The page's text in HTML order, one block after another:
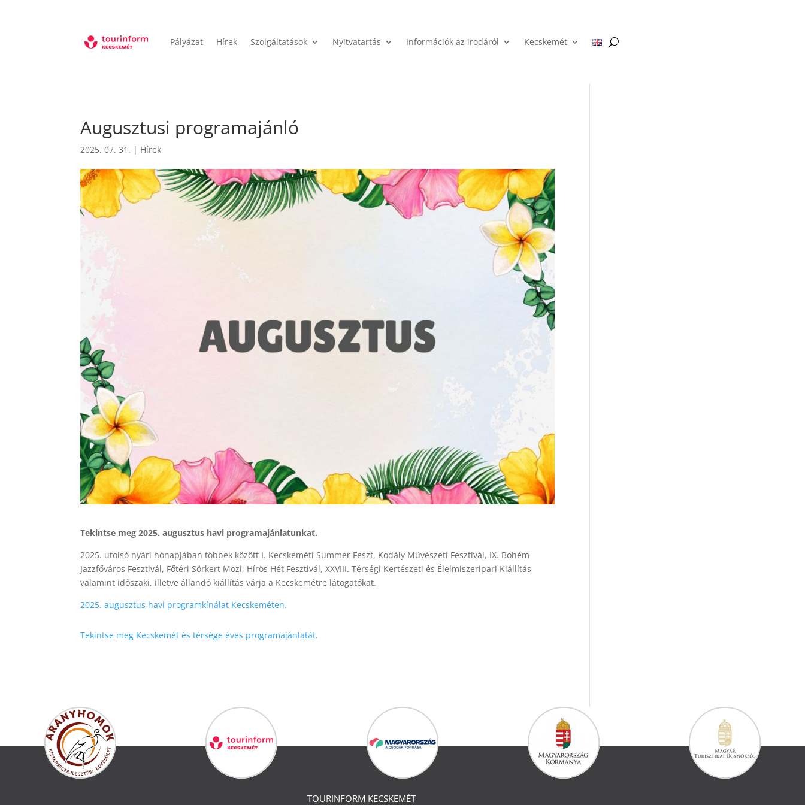
Pályázat Hírek Szolgáltatások Nyitvatartás Információk az irodáról Kecskemét
Augusztusi programajánló
2025. 07. 31. | Hírek
Tekintse meg 2025. augusztus havi programajánlatunkat.
2025. utolsó nyári hónapjában többek között I. Kecskeméti Summer Feszt, Kodály Művészeti Fesztivál, IX. Bohém
Jazzfőváros Fesztivál, Főtéri Sörkert Mozi, Hírös Hét Fesztivál, XXVIII. Térségi Kertészeti és Élelmiszeripari Kiállítás
valamint időszaki, illetve állandó kiállítás várja a Kecskemétre látogatókat.
2025. augusztus havi programkínálat Kecskeméten.
Tekintse meg Kecskemét és térsége éves programajánlatát.
TOURINFORM KECSKEMÉT